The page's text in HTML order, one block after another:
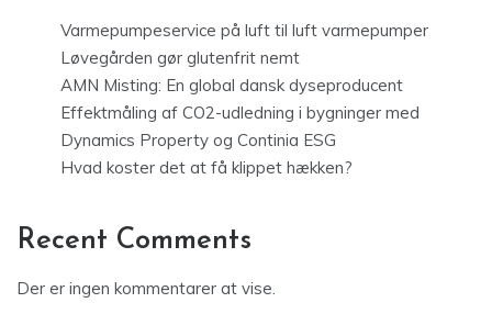
Varmepumpeservice på luft til luft varmepumper
Løvegården gør glutenfrit nemt
AMN Misting: En global dansk dyseproducent
Effektmåling af CO2-udledning i bygninger med
Dynamics Property og Continia ESG
Hvad koster det at få klippet hækken?
Recent Comments
Der er ingen kommentarer at vise.